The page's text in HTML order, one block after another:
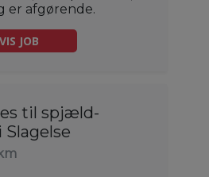
er afgørende.
VIS JOB
til spjæld-